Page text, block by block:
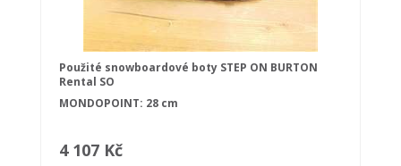
Použité snowboardové boty STEP ON BURTON
Rental SO
MONDOPOINT: 28 cm
4 107 Kč